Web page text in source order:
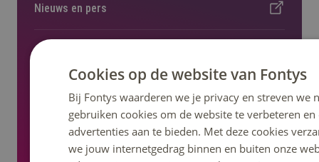
Volg ons op social media
Nieuws en pers
Regelingen, statuten en reglementen
Cookies op de website van Fontys
Bij Fontys waarderen we je privacy en streven we
gebruiken cookies om de website te verbeteren
advertenties aan te bieden. Met deze cookies
we jouw internetgedrag binnen en buiten onze